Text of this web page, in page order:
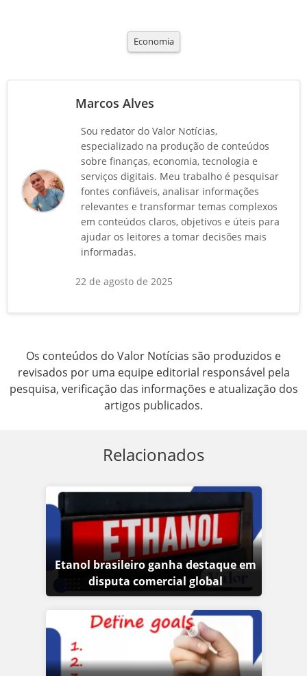
Economia
Marcos Alves
Sou redator do Valor Notícias,
especializado na produção de conteúdos
sobre finanças, economia, tecnologia e
serviços digitais. Meu trabalho é pesquisar
fontes confiáveis, analisar informações
relevantes e transformar temas complexos
em conteúdos claros, objetivos e úteis para
ajudar os leitores a tomar decisões mais
informadas.
22 de agosto de 2025
Os conteúdos do Valor Notícias são produzidos e
revisados por uma equipe editorial responsável pela
pesquisa, verificação das informações e atualização dos
artigos publicados.
Relacionados
Etanol brasileiro ganha destaque em
disputa comercial global